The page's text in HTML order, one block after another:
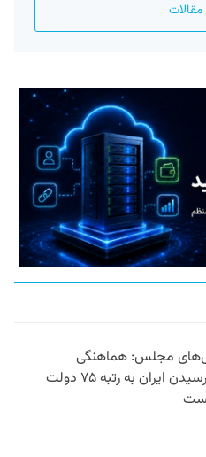
مقالات
مجلس: هماهنگی
نهادی شرط رسیدن ایران به رتبه ۷۵ دولت